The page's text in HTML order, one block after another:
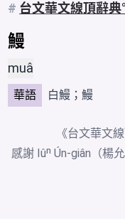
# 台文華文線頂辭典
鰻
muâ
華語 白鰻 ；鰻
《台文華文
感謝 Iûⁿ Ún-giân（楊